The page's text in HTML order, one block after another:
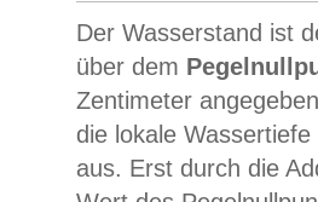
Der Wasserstand ist
über dem
Zentimeter
die lokale
aus. Erst durch die